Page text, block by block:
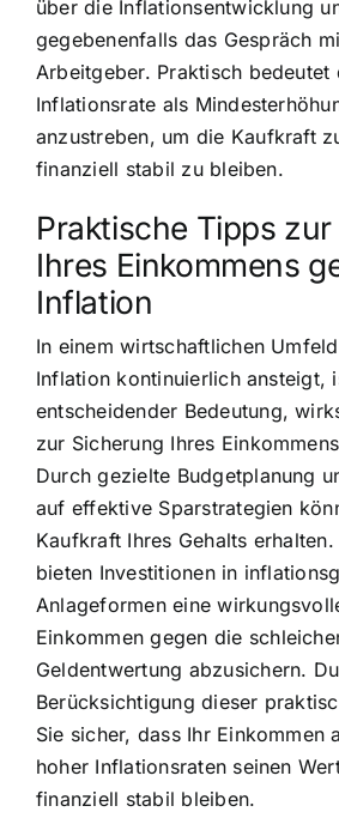
über die Inflationsentwicklung
gegebenenfalls das Gespräch
Arbeitgeber. Praktisch bedeutet
Inflationsrate als
anzustreben, um die Kaufkraft
finanziell stabil zu bleiben.
Praktische Tipps
Ihres Einkommens
Inflation
In einem wirtschaftlichen
Inflation kontinuierlich ansteigt,
entscheidender Bedeutung,
zur Sicherung Ihres
Durch gezielte Budgetplanung
auf effektive Sparstrategien
Kaufkraft Ihres Gehalts
bieten Investitionen in
Anlageformen eine
Einkommen gegen die
Geldentwertung abzusichern.
Berücksichtigung dieser
Sie sicher, dass Ihr Einkommen
hoher Inflationsraten seinen
finanziell stabil bleiben.